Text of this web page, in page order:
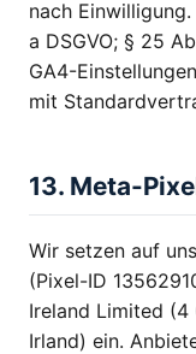
nach
a DSGVO; § 25
GA4-
mit
13. Meta-
Wir setzen auf
(Pixel-ID
Ireland Limited (4
Irland) ein.